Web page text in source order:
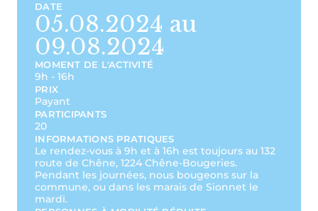
DATE
05.08.2024 au
09.08.2024
MOMENT DE L'ACTIVITÉ
9h - 16h
PRIX
Payant
PARTICIPANTS
20
INFORMATIONS PRATIQUES
Le rendez-vous à 9h et à 16h est toujours au 132
route de Chêne, 1224 Chêne-Bougeries.
Pendant les journées, nous bougeons sur la
commune, ou dans les marais de Sionnet le
mardi.